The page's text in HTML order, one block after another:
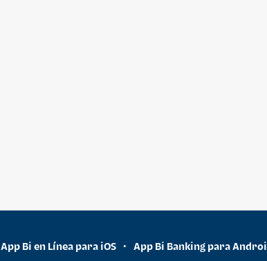
App Bi en Línea para iOS • App Bi Banking para